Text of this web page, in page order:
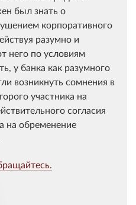
был знать о
корпоративного
разумно и
него по условиям
у банка как разумного
возникнуть сомнения в
участника на
согласия
на обременение